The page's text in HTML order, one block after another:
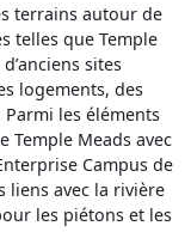
terrains autour de
telles que Temple
sites
logements, des
Parmi les éléments
Temple Meads avec
Campus de
liens avec la rivière
les piétons et les